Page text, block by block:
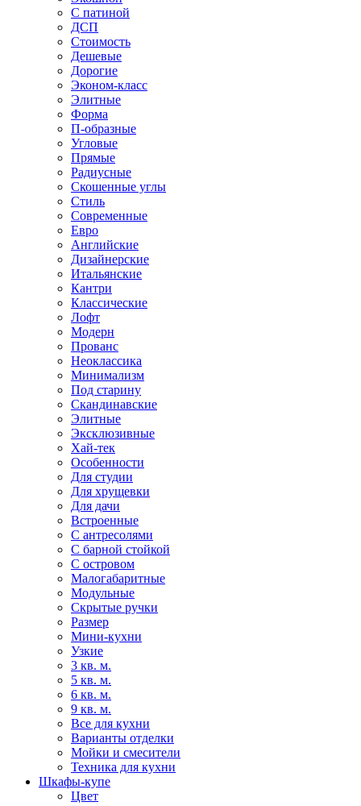
С патиной
ДСП
Стоимость
Дешевые
Дорогие
Эконом-класс
Элитные
Форма
П-образные
Угловые
Прямые
Радиусные
Скошенные углы
Стиль
Современные
Евро
Английские
Дизайнерские
Итальянские
Кантри
Классические
Лофт
Модерн
Прованс
Неоклассика
Минимализм
Под старину
Скандинавские
Элитные
Эксклюзивные
Хай-тек
Особенности
Для студии
Для хрущевки
Для дачи
Встроенные
С антресолями
С барной стойкой
С островом
Малогабаритные
Модульные
Скрытые ручки
Размер
Мини-кухни
Узкие
3 кв. м.
5 кв. м.
6 кв. м.
9 кв. м.
Все для кухни
Варианты отделки
Мойки и смесители
Техника для кухни
Шкафы-купе
Цвет